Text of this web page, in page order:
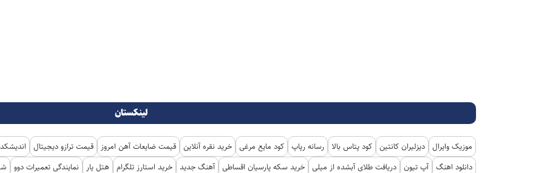
لینکستان
موزیک وایرال دیزلیران کانتین کود پتاس بالا رسانه رپاپ کود مایع مرغی خرید نقره آنلاین قیمت ضایعات آهن امروز قیمت ترازو دیجیتال
دانلود اهنگ آپ تیون دریافت طلای آبشده از میلی خرید سکه پارسیان اقساطی آهنگ جدید خرید استارز تلگرام هتل یار نمایندگی تعمیرات دوو